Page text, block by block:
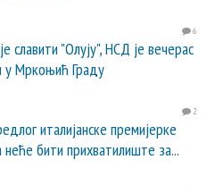
6
славити "Олују", НСД је вечерас
у Мркоњић Граду
2
италијанске премијерке
бити прихватилиште за...